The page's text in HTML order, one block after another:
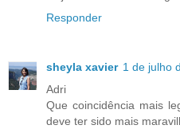
Responder
sheyla xavier 1 de julho
Adri
Que coincidência mais
deve ter sido mais